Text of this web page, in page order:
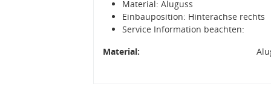
Material: Aluguss
Einbauposition: Hinterachse rechts
Service Information beachten:
Material: